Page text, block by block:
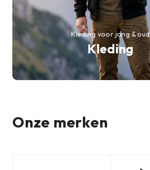
Kleding
Kleding voor jong & oud
Onze merken